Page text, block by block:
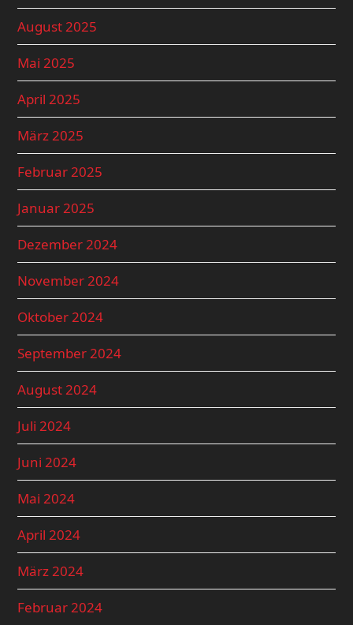
August 2025
Mai 2025
April 2025
März 2025
Februar 2025
Januar 2025
Dezember 2024
November 2024
Oktober 2024
September 2024
August 2024
Juli 2024
Juni 2024
Mai 2024
April 2024
März 2024
Februar 2024